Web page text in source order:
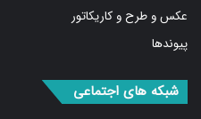
عکس و طرح و کاریکاتور
پیوندها
شبکه های اجتماعی